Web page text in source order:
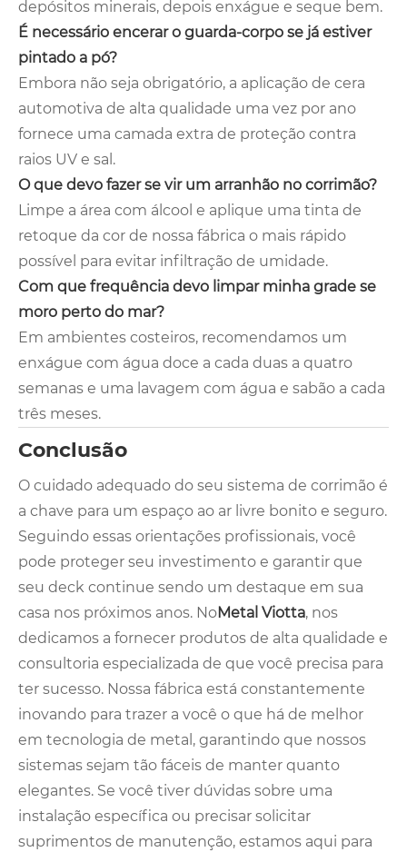
depósitos minerais, depois enxágue e seque bem.
É necessário encerar o guarda-corpo se já estiver
pintado a pó?
Embora não seja obrigatório, a aplicação de cera
automotiva de alta qualidade uma vez por ano
fornece uma camada extra de proteção contra
raios UV e sal.
O que devo fazer se vir um arranhão no corrimão?
Limpe a área com álcool e aplique uma tinta de
retoque da cor de nossa fábrica o mais rápido
possível para evitar infiltração de umidade.
Com que frequência devo limpar minha grade se
moro perto do mar?
Em ambientes costeiros, recomendamos um
enxágue com água doce a cada duas a quatro
semanas e uma lavagem com água e sabão a cada
três meses.
Conclusão
O cuidado adequado do seu sistema de corrimão é
a chave para um espaço ao ar livre bonito e seguro.
Seguindo essas orientações profissionais, você
pode proteger seu investimento e garantir que
seu deck continue sendo um destaque em sua
casa nos próximos anos. NoMetal Viotta, nos
dedicamos a fornecer produtos de alta qualidade e
consultoria especializada de que você precisa para
ter sucesso. Nossa fábrica está constantemente
inovando para trazer a você o que há de melhor
em tecnologia de metal, garantindo que nossos
sistemas sejam tão fáceis de manter quanto
elegantes. Se você tiver dúvidas sobre uma
instalação específica ou precisar solicitar
suprimentos de manutenção, estamos aqui para